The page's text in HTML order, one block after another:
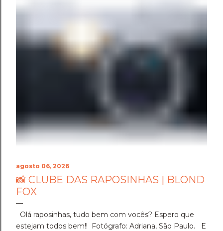
agosto 06, 2026
📸 CLUBE DAS RAPOSINHAS | BLOND
FOX
Olá raposinhas, tudo bem com vocês? Espero que
estejam todos bem!! Fotógrafo: Adriana, São Paulo. E